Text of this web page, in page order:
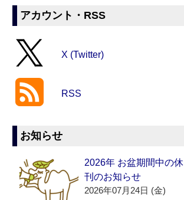
アカウント・RSS
X (Twitter)
RSS
お知らせ
2026年 お盆期間中の休
刊のお知らせ
2026年07月24日 (金)